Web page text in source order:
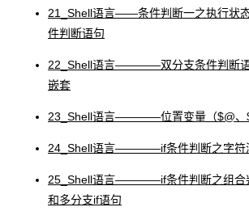
21_Shell语言――条件判断一之执行状
件判断语句
22_Shell语言――――双分支条件判断语
嵌套
23_Shell语言――――位置变量（$@、$
24_Shell语言――――if条件判断之字符
25_Shell语言――――if条件判断之组合
和多分支if语句